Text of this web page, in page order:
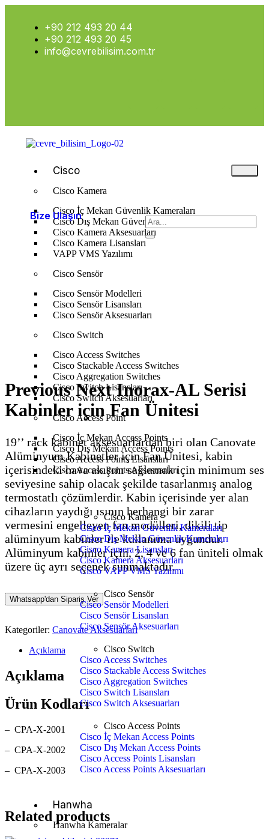
+90 212 493 20 44
+90 212 493 20 45
info@cevrebilisim.com.tr
Cisco
Cisco Kamera
Cisco İç Mekan Güvenlik Kameraları
Cisco Dış Mekan Güvenlik Kameraları
Cisco Kamera Aksesuarları
Cisco Kamera Lisansları
VAPP VMS Yazılımı
Cisco Sensör
Cisco Sensör Modelleri
Cisco Sensör Lisansları
Cisco Sensör Aksesuarları
Cisco Switch
Cisco Access Switches
Cisco Stackable Access Switches
Cisco Aggregation Switches
Cisco Switch Lisansları
Cisco Switch Aksesuarları
Cisco Access Point
Cisco İç Mekan Access Points
Cisco Dış Mekan Access Points
Cisco Access Points Lisansları
Cisco Access Points Aksesuarları
Cisco Kamera
Cisco İç Mekan Güvenlik Kameraları
Cisco Dış Mekan Güvenlik Kameraları
Cisco Kamera Lisansları
Cisco Kamera Aksesuarları
Cisco VAPP VMS Yazılımı
Cisco Sensör
Cisco Sensör Modelleri
Cisco Sensör Lisansları
Cisco Sensör Aksesuarları
Cisco Switch
Cisco Access Switches
Cisco Stackable Access Switches
Cisco Aggregation Switches
Cisco Switch Lisansları
Cisco Switch Aksesuarları
Cisco Access Points
Cisco İç Mekan Access Points
Cisco Dış Mekan Access Points
Cisco Access Points Lisansları
Cisco Access Points Aksesuarları
Hanwha
Hanwha Kameralar
Bize Ulaşın
Anasayfa Canovate Rack Kabinetler
Aksesuarları
Previous Next Inorax-AL Serisi Kabinler için
Fan Ünitesi
Previous Next Inorax-AL Serisi
Kabinler için Fan Ünitesi
19’’ rack kabinet aksesuarlardan biri olan Canovate
Alüminyum Kabinetler için Fan Ünitesi, kabin
içerisindeki hava akışını sağlamak için minimum ses
seviyesine sahip olacak şekilde tasarlanmış analog
termostatlı çözümlerdir. Kabin içerisinde yer alan
cihazların yaydığı ısının herhangi bir zarar
vermesini engelleyen fan modülleri, dikili tip
alüminyum kabinler ile kullanıma uygundur.
Alüminyum kabinler için, 2, 4 ve 6 fan üniteli olmak
üzere üç ayrı seçenek sunmaktadır.
Whatsapp'dan Sipariş Ver
Kategoriler: Canovate Aksesuarları
Açıklama
Açıklama
Ürün Kodları
– CPA-X-2001
– CPA-X-2002
– CPA-X-2003
Related products